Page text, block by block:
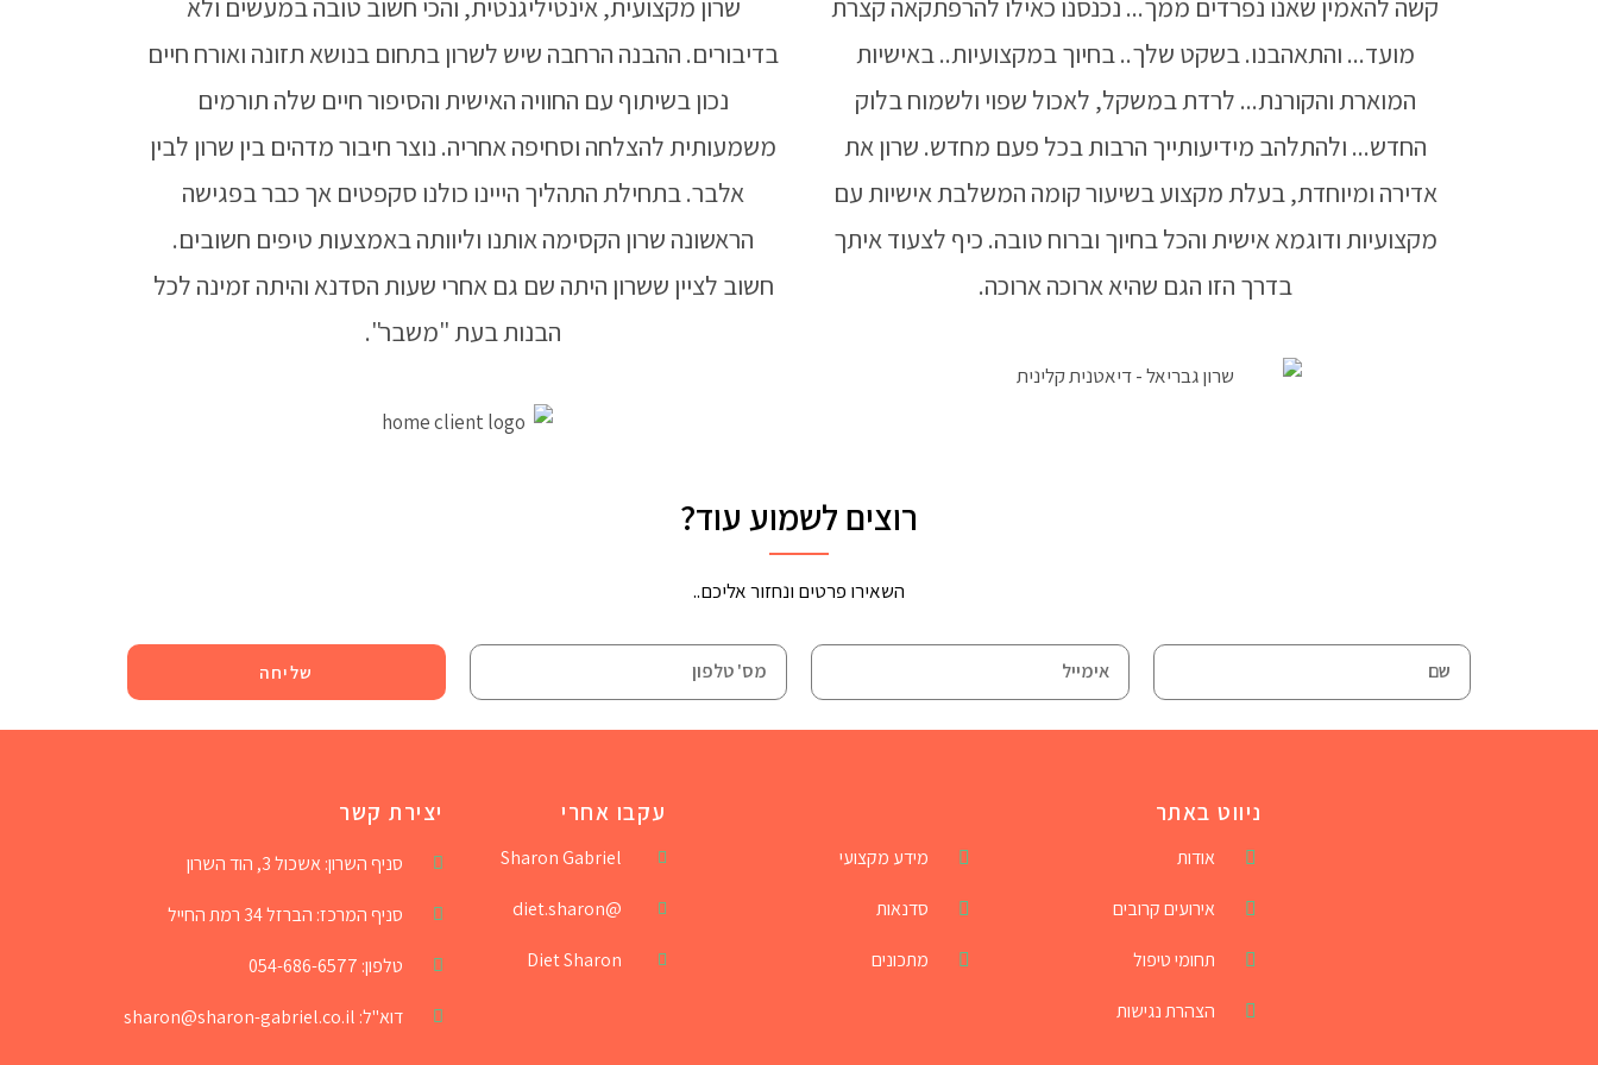
מועד... והתאהבנו. בשקט שלך.. בחיוך במקצועיות.. באישיות
המוארת והקורנת... לרדת במשקל, לאכול שפוי ולשמוח בלוק
החדש... ולהתלהב מידיעותייך הרבות בכל פעם מחדש. שרון את
אדירה ומיוחדת, בעלת מקצוע בשיעור קומה המשלבת אישיות עם
מקצועיות ודוגמא אישית והכל בחיוך וברוח טובה. כיף לצעוד איתך
בדרך הזו הגם שהיא ארוכה ארוכה.
בדיבורים. ההבנה הרחבה שיש לשרון בתחום בנושא תזונה ואורח חיים
נכון בשיתוף עם החוויה האישית והסיפור חיים שלה תורמים
משמעותית להצלחה וסחיפה אחריה. נוצר חיבור מדהים בין שרון לבין
אלבר. בתחילת התהליך הייינו כולנו סקפטים אך כבר בפגישה
הראשונה שרון הקסימה אותנו וליוותה באמצעות טיפים חשובים.
חשוב לציין ששרון היתה שם גם אחרי שעות הסדנא והיתה זמינה לכל
הבנות בעת "משבר".
רוצים לשמוע עוד?
השאירו פרטים ונחזור אליכם..
שליחה
ניווט באתר
אודות
אירועים קרובים
תחומי טיפול
הצהרת נגישות
מידע מקצועי
סדנאות
מתכונים
עקבו אחרי
Sharon Gabriel
@diet.sharon
Diet Sharon
יצירת קשר
סניף השרון: אשכול 3, הוד השרון
סניף המרכז: הברזל 34 רמת החייל
טלפון: 054-686-6577
דוא"ל: sharon@sharon-gabriel.co.il